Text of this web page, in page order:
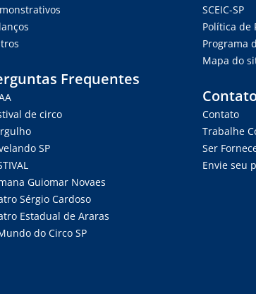
Frequentes
de circo
SP
Guiomar Novaes
Sérgio Cardoso
Estadual de Araras
do Circo SP
SCEIC-SP
Política de
Programa
Mapa do
Contato
Trabalhe
Ser
Envie seu